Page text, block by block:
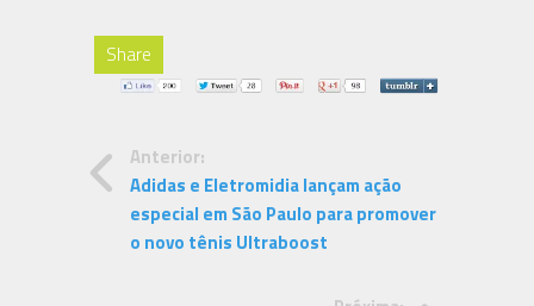
Share
Anterior:
Adidas e Eletromidia lançam ação
especial em São Paulo para promover
o novo tênis Ultraboost